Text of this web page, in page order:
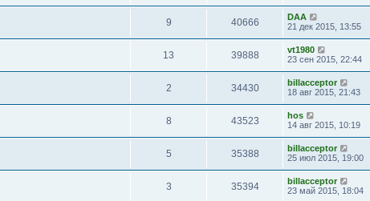
9 40666
DAA
21 дек 2015, 13:55
13 39888
vt1980
23 сен 2015, 22:44
2 34430
billacceptor
18 авг 2015, 21:43
8 43523
hos
14 авг 2015, 10:19
5 35388
billacceptor
25 июл 2015, 19:00
3 35394
billacceptor
23 май 2015, 18:04